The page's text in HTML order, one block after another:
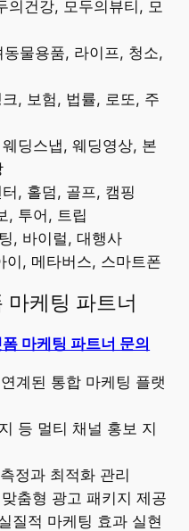
의건강, 모두의뷰티, 모
동물용품, 라이프, 청소,
크, 보험, 법률, 로또, 주
딩스냅, 웨딩영상, 본
터, 홀덤, 골프, 캠핑
, 투어, 트립
, 바이럴, 대행사
이, 메타버스, 스마트폰
마케팅 파트너
마케팅 파트너 문의
계된 통합 마케팅 플랫
등 멀티 채널 홍보 지
정과 최적화 관리
춤형 광고 패키지 제공
질적 마케팅 효과 실현